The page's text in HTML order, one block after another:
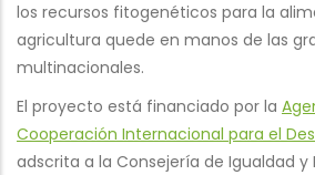
los recursos fitogenéticos para la
agricultura quede en manos de las
multinacionales.
El proyecto está financiado por la
Cooperación Internacional para el
adscrita a la Consejería de Igualdad y